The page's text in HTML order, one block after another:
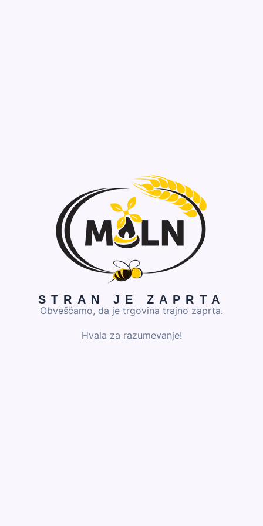
STRAN JE ZAPRTA
Obveščamo, da je trgovina trajno zaprta.
Hvala za razumevanje!